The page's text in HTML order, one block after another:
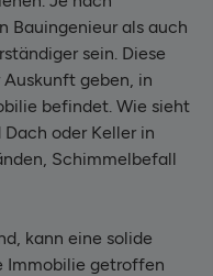
Bauingenieur als auch
sein. Diese
Auskunft geben, in
befindet. Wie sieht
oder Keller in
Schimmelbefall
kann eine solide
Immobilie getroffen